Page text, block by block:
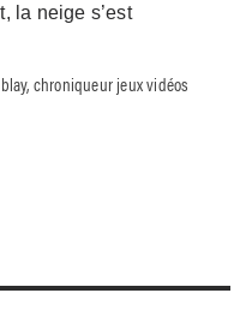
la neige s’est
chroniqueur jeux vidéos